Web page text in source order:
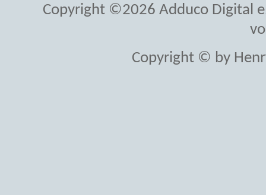
Copyright ©2026 Adduco Digital
Copyright © by